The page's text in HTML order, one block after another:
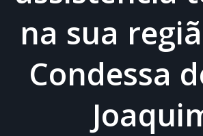
na sua
Condessa